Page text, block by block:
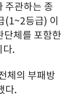
주관하는 종
(1~2등급) 이
단체를 포함한
다.
체의 부패방
다.